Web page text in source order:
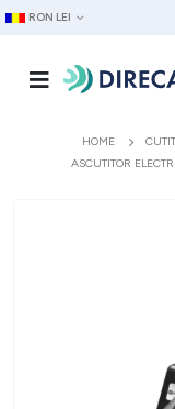
RON LEI
HOME
ASCUTITOR